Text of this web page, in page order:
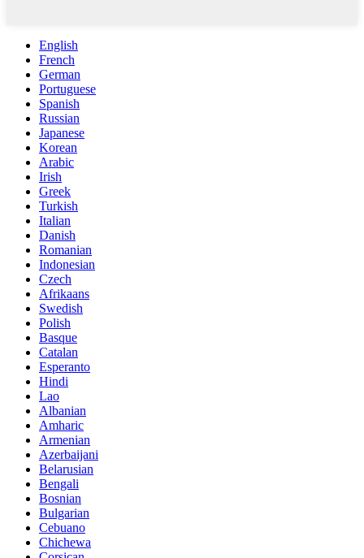
English
French
German
Portuguese
Spanish
Russian
Japanese
Korean
Arabic
Irish
Greek
Turkish
Italian
Danish
Romanian
Indonesian
Czech
Afrikaans
Swedish
Polish
Basque
Catalan
Esperanto
Hindi
Lao
Albanian
Amharic
Armenian
Azerbaijani
Belarusian
Bengali
Bosnian
Bulgarian
Cebuano
Chichewa